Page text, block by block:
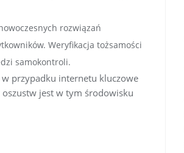
rozwiązań
Weryfikacja tożsamości
samokontroli.
przypadku internetu kluczowe
jest w tym środowisku